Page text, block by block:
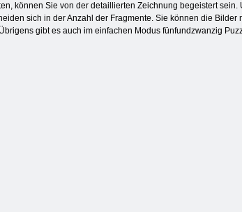
Küche Mahjong
können Sie von der detaillierten Zeichnung begeistert
sich in der Anzahl der Fragmente. Sie können die
gibt es auch im einfachen Modus fünfundzwanzig